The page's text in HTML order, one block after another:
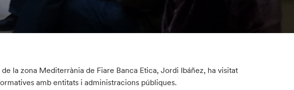
la zona Mediterrània de Fiare Banca Etica, Jordi Ibáñez, ha visitat
amb entitats i administracions públiques.